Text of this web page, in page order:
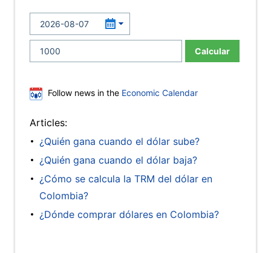
Calcular
Follow news in the Economic Calendar
Articles:
¿Quién gana cuando el dólar sube?
¿Quién gana cuando el dólar baja?
¿Cómo se calcula la TRM del dólar en
Colombia?
¿Dónde comprar dólares en Colombia?